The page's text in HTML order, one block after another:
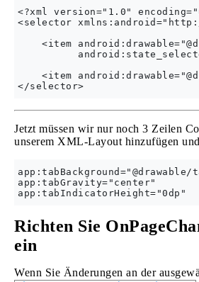
<?xml version="1.0"
<selector
<item
<item
Jetzt müssen wir nur noch 3 Zeilen
unserem XML-Layout hinzufügen
app:tabGravity="center"
Richten Sie
ein
Wenn Sie Änderungen an der